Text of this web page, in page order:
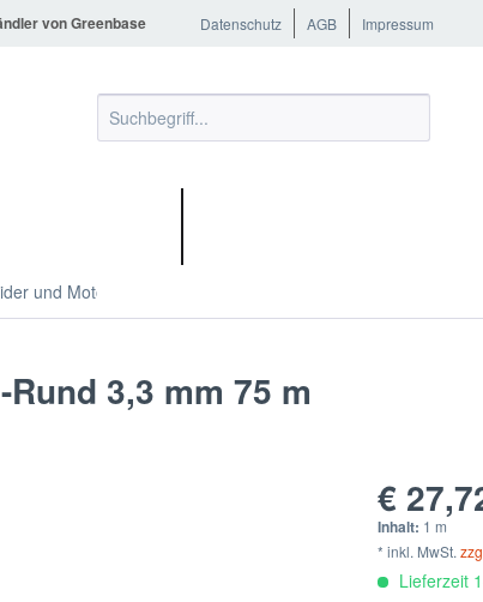
von Greenbase Datenschutz AGB Impressum
und Motorsensen
3,3 mm 75 m
€
Inhalt: 1 m
* inkl. MwSt.
Lieferzeit